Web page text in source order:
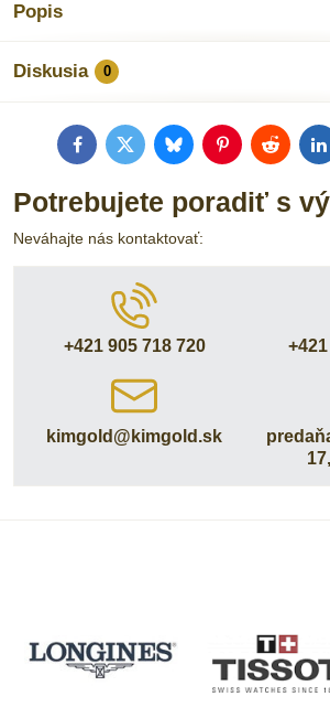
Popis
Diskusia 0
FacebookTwitterBlueskyPinterestReddit
Potrebujete poradiť s
Neváhajte nás kontaktovať:
+421 905 718 720
kimgold​@kimgold​.sk